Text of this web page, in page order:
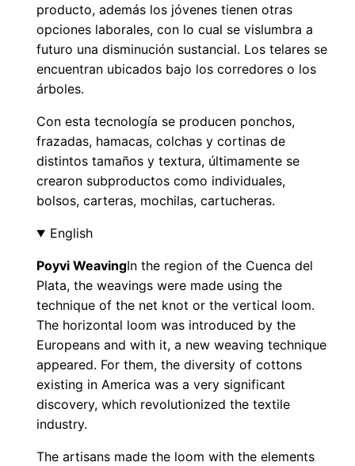
producto, además los jóvenes tienen otras
opciones laborales, con lo cual se vislumbra a
futuro una disminución sustancial. Los telares se
encuentran ubicados bajo los corredores o los
árboles.
Con esta tecnología se producen ponchos,
frazadas, hamacas, colchas y cortinas de
distintos tamaños y textura, últimamente se
crearon subproductos como individuales,
bolsos, carteras, mochilas, cartucheras.
English
Poyvi WeavingIn the region of the Cuenca del
Plata, the weavings were made using the
technique of the net knot or the vertical loom.
The horizontal loom was introduced by the
Europeans and with it, a new weaving technique
appeared. For them, the diversity of cottons
existing in America was a very significant
discovery, which revolutionized the textile
industry.
The artisans made the loom with the elements